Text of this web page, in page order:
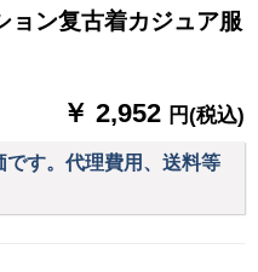
ョン复古着カジュア服
￥ 2,952 円(税込)
です。代理費用、送料等